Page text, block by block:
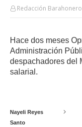
Redacción
Hace dos meses
Administración
despachadores del
salarial.
Nayeli Reyes
Santo